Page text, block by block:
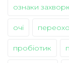
ознаки
очі
пробіотик